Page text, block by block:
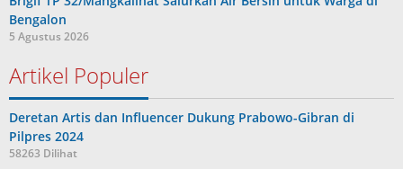
Bengalon
5 Agustus 2026
Artikel Populer
Deretan Artis dan Influencer Dukung Prabowo-Gibran di
Pilpres 2024
58263 Dilihat